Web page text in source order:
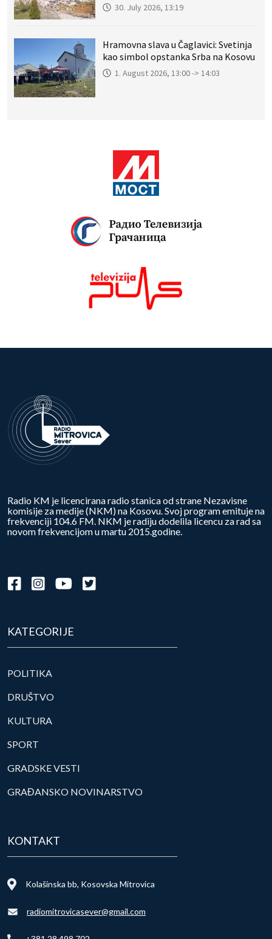
30. July 2026, 13:19
Hramovna slava u Čaglavici: Svetinja
kao simbol opstanka Srba na Kosovu
1. August 2026, 13:00 -> 14:03
Radio KM je licencirana radio stanica od strane Nezavisne
komisije za medije (NKM) na Kosovu. Svoj program emituje na
frekvenciji 104.6 FM. NKM je radiju dodelila licencu za rad sa
novom frekvencijom u martu 2015.godine.
KATEGORIJE
POLITIKA
DRUŠTVO
KULTURA
SPORT
GRADSKE VESTI
GRAĐANSKO NOVINARSTVO
KONTAKT
Kolašinska bb, Kosovska Mitrovica
radiomitrovicasever@gmail.com